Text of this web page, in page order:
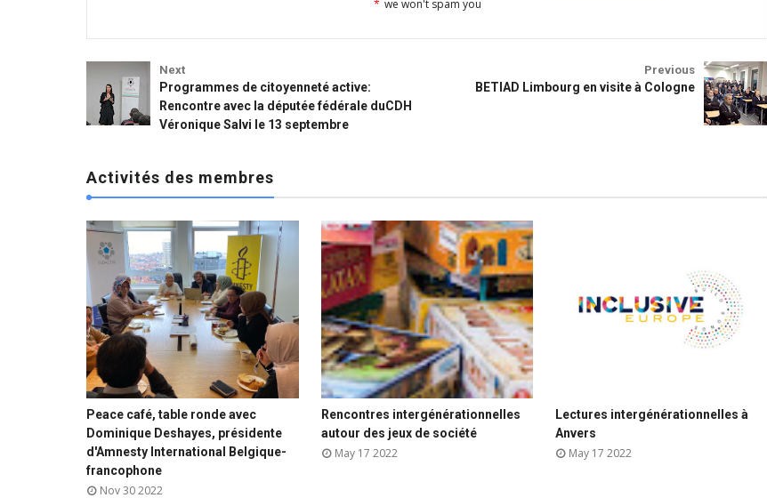
* we won't spam you
Next
Programmes de citoyenneté active:
Rencontre avec la députée fédérale duCDH
Véronique Salvi le 13 septembre
Previous
BETIAD Limbourg en visite à Cologne
Activités des membres
  

Peace café, table ronde avec
Dominique Deshayes, présidente
d'Amnesty International Belgique-
francophone
Nov 30 2022
  
 
Rencontres intergénérationnelles
autour des jeux de société
May 17 2022
  

Lectures intergénérationnelles à
Anvers
May 17 2022

